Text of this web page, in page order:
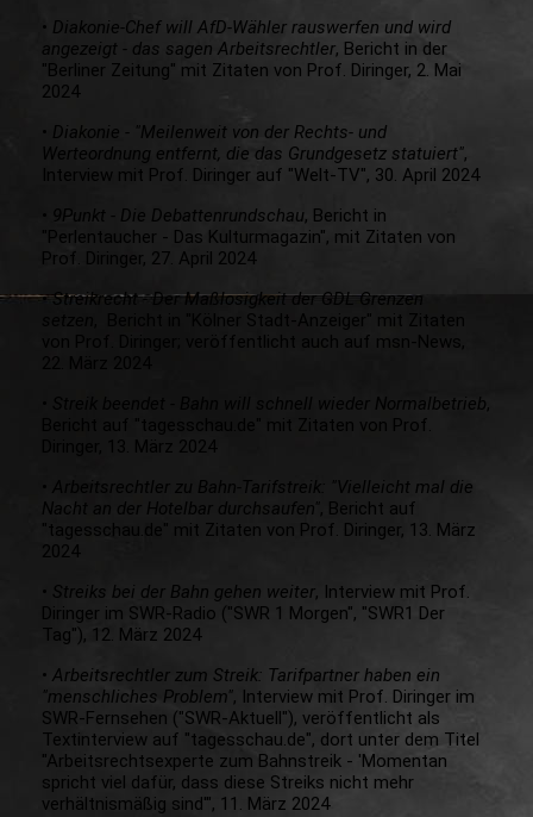
• Diakonie-Chef will AfD-Wähler rauswerfen und wird
angezeigt - das sagen Arbeitsrechtler, Bericht in der
"Berliner Zeitung" mit Zitaten von Prof. Diringer, 2. Mai
2024
• Diakonie - "Meilenweit von der Rechts- und
Werteordnung entfernt, die das Grundgesetz statuiert",
Interview mit Prof. Diringer auf "Welt-TV", 30. April 2024
9Punkt - Die Debattenrundschau, Bericht in
"Perlentaucher - Das Kulturmagazin", mit Zitaten von
Prof. Diringer, 27. April 2024
•Streikrecht - Der Maßlosigkeit der GDL Grenzen
, Bericht in "Kölner Stadt-Anzeiger" mit Zitaten
von Prof. Diringer; veröffentlicht auch auf msn-News,
Streik beendet - Bahn will schnell wieder Normalbetrieb,
Bericht auf "tagesschau.de" mit Zitaten von Prof.
Diringer, 13. März 2024
Arbeitsrechtler zu Bahn-Tarifstreik: "Vielleicht mal die
Nacht an der Hotelbar durchsaufen", Bericht auf
"tagesschau.de" mit Zitaten von Prof. Diringer, 13. März
2024
• Streiks bei der Bahn gehen weiter, Interview mit Prof.
Diringer im SWR-Radio ("SWR 1 Morgen", "SWR1 Der
Tag"), 12. März 2024
• Arbeitsrechtler zum Streik: Tarifpartner haben ein
"menschliches Problem", Interview mit Prof. Diringer im
SWR-Fernsehen ("SWR-Aktuell"), veröffentlicht als
Textinterview auf "tagesschau.de", dort unter dem Titel
"Arbeitsrechtsexperte zum Bahnstreik - 'Momentan
spricht viel dafür, dass diese Streiks nicht mehr
verhältnismäßig sind'", 11. März 2024